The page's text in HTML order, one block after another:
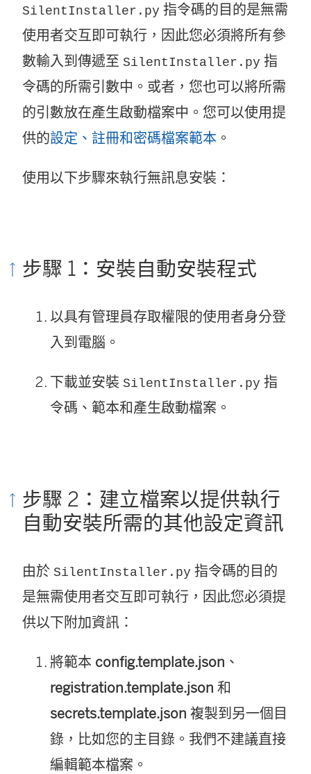
SilentInstaller.py 指令碼的目的是無需
使用者交互即可執行，因此您必須將所有參
數輸入到傳遞至 SilentInstaller.py 指
令碼的所需引數中。或者，您也可以將所需
的引數放在產生啟動檔案中。您可以使用提
供的設定、註冊和密碼檔案範本 。
使用以下步驟來執行無訊息安裝：
步驟 1：安裝自動安裝程式
以具有管理員存取權限的使用者身分登
入到電腦。
下載並安裝 SilentInstaller.py 指
令碼、範本和產生啟動檔案。
步驟 2：建立檔案以提供執行
自動安裝所需的其他設定資訊
由於 SilentInstaller.py 指令碼的目的
是無需使用者交互即可執行，因此您必須提
供以下附加資訊：
將範本 config.template.json 、
registration.template.json 和
secrets.template.json 複製到另一個目
錄，比如您的主目錄。我們不建議直接
編輯範本檔案。